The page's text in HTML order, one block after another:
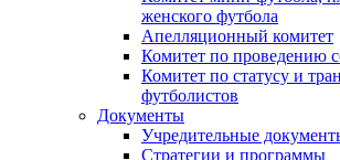
женского футбола
Апелляционный комитет
Комитет по проведению
Комитет по статусу и
футболистов
Документы
Учредительные
Стратегии и программы